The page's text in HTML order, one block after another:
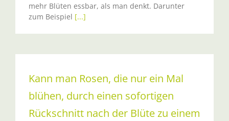
mehr Blüten essbar, als man denkt. Darunter
zum Beispiel [...]
Kann man Rosen, die nur ein Mal
blühen, durch einen sofortigen
Rückschnitt nach der Blüte zu einem